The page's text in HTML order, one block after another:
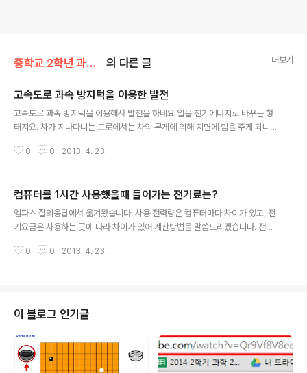
중학교 2학년 과학/7단원(전기와자기) 의 다른 글 더보기
고속도로 과속 방지턱을 이용한 발전
고속도로 과속 방지턱을 이용해서 발전을 하네요 일을 전기에너지로 바꾸는 형
태지요. 차가 지나다니는 도로에서는 차의 무게에 의해 지면에 힘을 주게 되니
JGJYc
0 0 2013. 4. 23.
컴퓨터를 1시간 사용했을때 들어가는 전기료는?
엠파스 질의응답에서 옮겨왔습니다. 사용 전력량은 컴퓨터마다 차이가 있고, 전
기요금은 사용하는 곳에 따라 차이가 있어 계산방법을 말씀드리겠습니다. 전력
위이며, 기기에 소비전력(W)이 표시되어 있지 않은 경우에는 소비전력(W) =
방법(주택용인 경우) : 전기요금 = 기본요금 + 구간별 전력량요금의 합 + 부가
세 1달에 80kWh를 사용하는 가정이라면 ·기본요금..
0 0 2013. 4. 23.
이 블로그 인기글